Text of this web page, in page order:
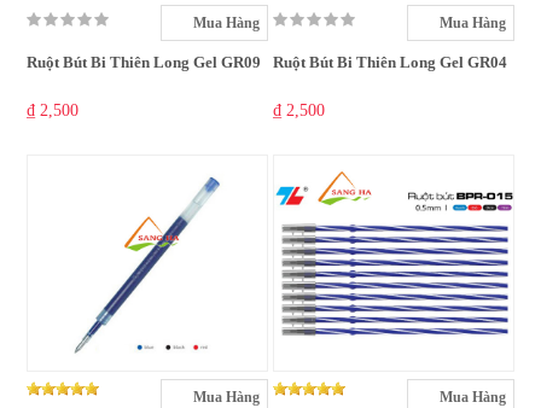
Mua Hàng
Ruột Bút Bi Thiên Long Gel GR09
₫ 2,500
Mua Hàng
Ruột Bút Bi Thiên Long Gel GR04
₫ 2,500
Mua Hàng Mua Hàng